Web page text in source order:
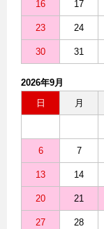
16 17
23 24
30 31
2026年9月
日
月
6 7
13 14
20 21
27 28